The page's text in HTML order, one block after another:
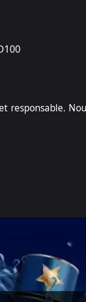
responsable.